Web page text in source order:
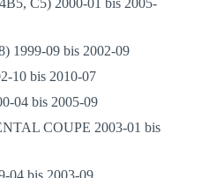
C5) 2000-01 bis 2005-
1999-09 bis 2002-09
10 bis 2010-07
04 bis 2005-09
COUPE 2003-01 bis
04 bis 2003-09